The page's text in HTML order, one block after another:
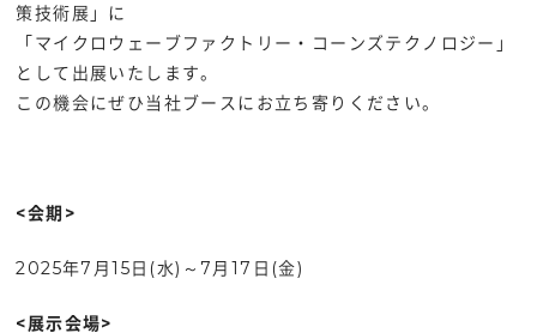
策技術展」に
「マイクロウェーブファクトリー・コーンズテクノロジー」
として出展いたします。
この機会にぜひ当社ブースにお立ち寄りください。
<会期>
2025年7月15日(水)～7月17日(金)
<展示会場>